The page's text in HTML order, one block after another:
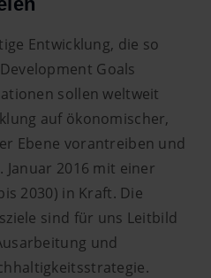
Entwicklung, die so
Goals
sollen weltweit
auf ökonomischer,
Ebene vorantreiben und
Januar 2016 mit einer
2030) in Kraft. Die
sind für uns Leitbild
und